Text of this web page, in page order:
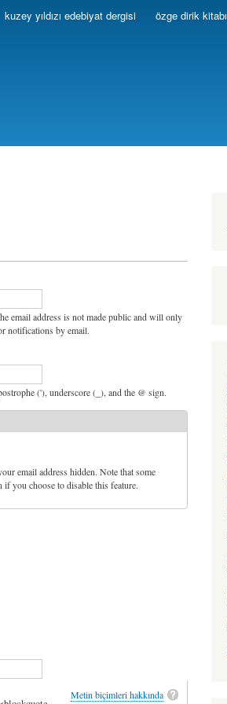
kuzey yıldızı edebiyat dergisi özge dirik kitabı
email address is not made public and will only
notifications by email.
('), underscore (_), and the @ sign.
email address hidden. Note that some
if you choose to disable this feature.
Metin biçimleri hakkında